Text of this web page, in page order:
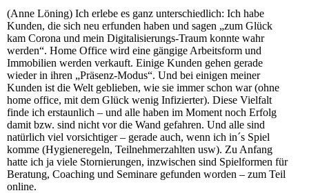
(Anne Löning) Ich erlebe es ganz unterschiedlich: Ich habe
Kunden, die sich neu erfunden haben und sagen „zum Glück
kam Corona und mein Digitalisierungs-Traum konnte wahr
werden“. Home Office wird eine gängige Arbeitsform und
Immobilien werden verkauft. Einige Kunden gehen gerade
wieder in ihren „Präsenz-Modus“. Und bei einigen meiner
Kunden ist die Welt geblieben, wie sie immer schon war (ohne
home office, mit dem Glück wenig Infizierter). Diese Vielfalt
finde ich erstaunlich – und alle haben im Moment noch Erfolg
damit bzw. sind nicht vor die Wand gefahren. Und alle sind
natürlich viel vorsichtiger – gerade auch, wenn ich in´s Spiel
komme (Hygieneregeln, Teilnehmerzahlten usw). Zu Anfang
hatte ich ja viele Stornierungen, inzwischen sind Spielformen für
Beratung, Coaching und Seminare gefunden worden – zum Teil
online.